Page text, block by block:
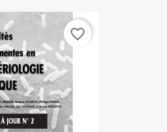
favorite_border